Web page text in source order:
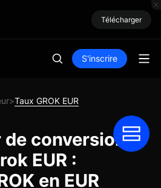
Télécharger
S'inscrire
>Taux GROK EUR
conversion
EUR :
en EUR